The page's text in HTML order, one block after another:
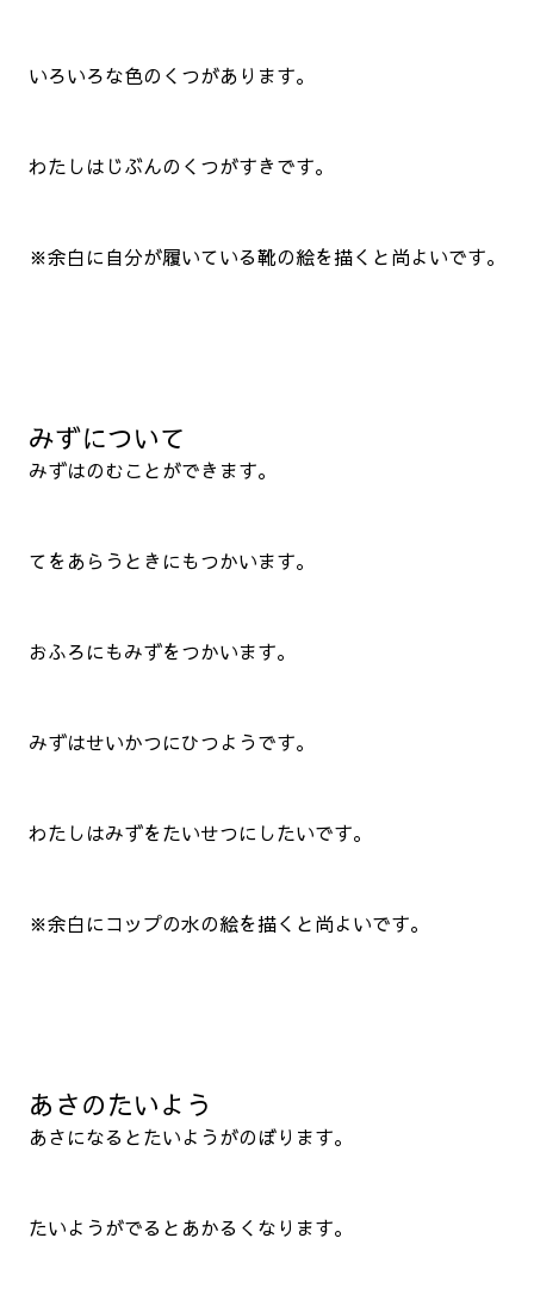
いろいろな色のくつがあります。
わたしはじぶんのくつがすきです。
※余白に自分が履いている靴の絵を描くと尚よいです。
みずについて
みずはのむことができます。
てをあらうときにもつかいます。
おふろにもみずをつかいます。
みずはせいかつにひつようです。
わたしはみずをたいせつにしたいです。
※余白にコップの水の絵を描くと尚よいです。
あさのたいよう
あさになるとたいようがのぼります。
たいようがでるとあかるくなります。